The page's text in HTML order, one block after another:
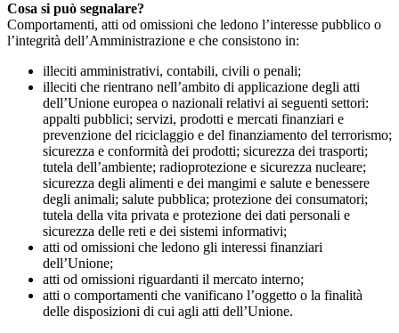
Cosa si può segnalare?
Comportamenti, atti od omissioni che ledono l’interesse pubblico o
l’integrità dell’Amministrazione e che consistono in:
illeciti amministrativi, contabili, civili o penali;
illeciti che rientrano nell’ambito di applicazione degli atti
dell’Unione europea o nazionali relativi ai seguenti settori:
appalti pubblici; servizi, prodotti e mercati finanziari e
prevenzione del riciclaggio e del finanziamento del terrorismo;
sicurezza e conformità dei prodotti; sicurezza dei trasporti;
tutela dell’ambiente; radioprotezione e sicurezza nucleare;
sicurezza degli alimenti e dei mangimi e salute e benessere
degli animali; salute pubblica; protezione dei consumatori;
tutela della vita privata e protezione dei dati personali e
sicurezza delle reti e dei sistemi informativi;
atti od omissioni che ledono gli interessi finanziari
dell’Unione;
atti od omissioni riguardanti il mercato interno;
atti o comportamenti che vanificano l’oggetto o la finalità
delle disposizioni di cui agli atti dell’Unione.